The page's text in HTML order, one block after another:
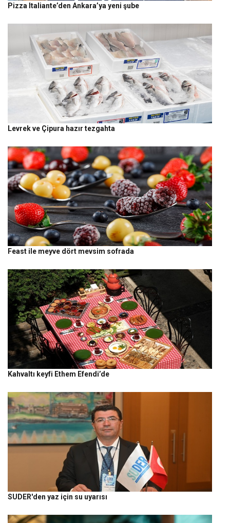
Pizza Italiante’den Ankara’ya yeni şube
Levrek ve Çipura hazır tezgahta
Feast ile meyve dört mevsim sofrada
Kahvaltı keyfi Ethem Efendi’de
SUDER'den yaz için su uyarısı